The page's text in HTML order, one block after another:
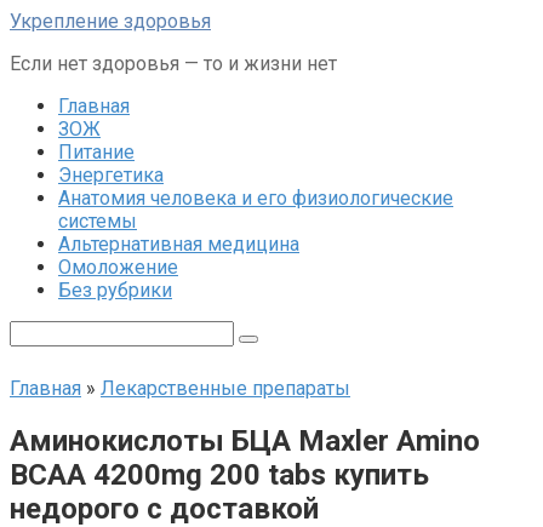
Перейти
контенту
Укрепление здоровья
Если нет здоровья — то и жизни нет
Главная
ЗОЖ
Питание
Энергетика
Анатомия человека и его физиологические
системы
Альтернативная медицина
Омоложение
Без рубрики
Главная » Лекарственные препараты
Аминокислоты БЦА Maxler Amino
BCAA 4200mg 200 tabs купить
недорого с доставкой